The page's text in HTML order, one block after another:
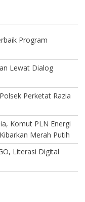
Program
Lewat Dialog
Perketat Razia
Komut PLN Energi
Merah Putih
Literasi Digital